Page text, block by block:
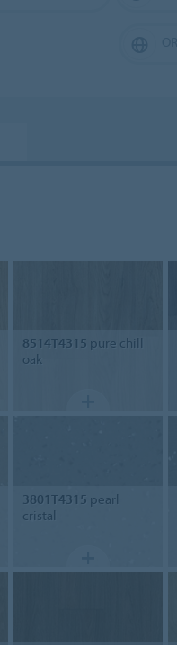
8514T4315 pure chill
oak
3801T4315 pearl
cristal